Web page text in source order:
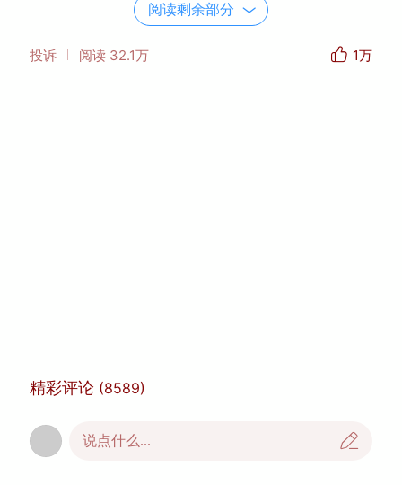
亲爱的美友，如果你也有上面👆这样的想法，不
阅读剩余部分
投诉 阅读 32.1万 1万
精彩评论 (8589)
说点什么...